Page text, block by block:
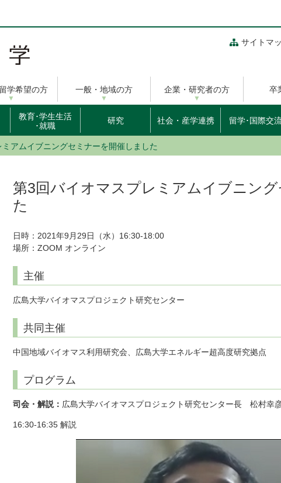
サイトマ
学希望の方 一般・地域の方 企業・研究者の方 卒
教育･学生生活
･就職
研究 社会・産学連携 留学･国際交
アムイブニングセミナーを開催しました
第3回バイオマスプレミアムイブニン
た
日時：2021年9月29日（水）16:30-18:00
場所：ZOOM オンライン
主催
広島大学バイオマスプロジェクト研究センター
共同主催
中国地域バイオマス利用研究会、広島大学エネルギー超高度研究拠点
プログラム
司会・解説： 広島大学バイオマスプロジェクト研究センター長 松村幸
16:30-16:35 解説